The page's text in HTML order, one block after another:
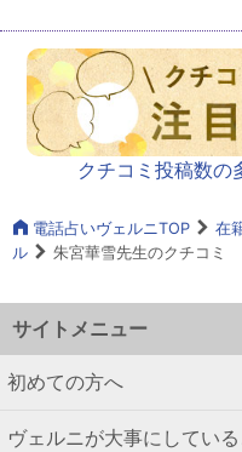
クチコミ投稿数の
電話占いヴェルニTOP 在
ル
朱宮華雪先生のクチコミ
サイトメニュー
初めての方へ
ヴェルニが大事にしている